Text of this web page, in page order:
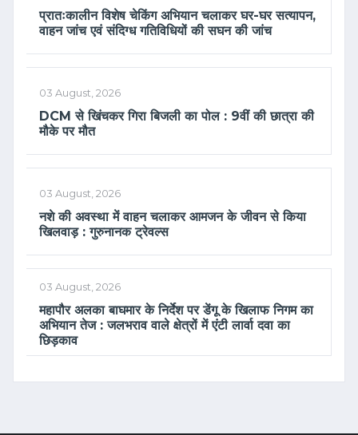
प्रातःकालीन विशेष चेकिंग अभियान चलाकर घर-घर सत्यापन,
वाहन जांच एवं संदिग्ध गतिविधियों की सघन की जांच
03 August, 2026
DCM से खिंचकर गिरा बिजली का पोल : 9वीं की छात्रा की
मौके पर मौत
03 August, 2026
नशे की अवस्था में वाहन चलाकर आमजन के जीवन से किया
खिलवाड़ : गुरुनानक ट्रेवल्स
03 August, 2026
महापौर अलका बाघमार के निर्देश पर डेंगू के खिलाफ निगम का
अभियान तेज : जलभराव वाले क्षेत्रों में एंटी लार्वा दवा का
छिड़काव